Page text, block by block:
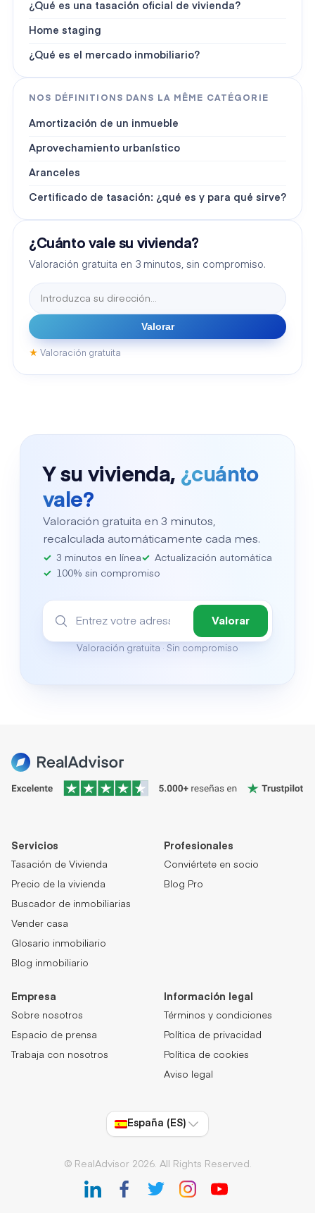
¿Qué es una tasación oficial de vivienda?
Home staging
¿Qué es el mercado inmobiliario?
NOS DÉFINITIONS DANS LA MÊME CATÉGORIE
Amortización de un inmueble
Aprovechamiento urbanístico
Aranceles
Certificado de tasación: ¿qué es y para qué sirve?
¿Cuánto vale su vivienda?
Valoración gratuita en 3 minutos, sin compromiso.
Valorar
★ Valoración gratuita
Y su vivienda, ¿cuánto
vale?
Valoración gratuita en 3 minutos,
recalculada automáticamente cada mes.
3 minutos en línea
Actualización automática
100% sin compromiso
Valorar
Valoración gratuita · Sin compromiso
Servicios
Tasación de Vivienda
Precio de la vivienda
Buscador de inmobiliarias
Vender casa
Glosario inmobiliario
Blog inmobiliario
Profesionales
Conviértete en socio
Blog Pro
Empresa
Sobre nosotros
Espacio de prensa
Trabaja con nosotros
Información legal
Términos y condiciones
Política de privacidad
Política de cookies
Aviso legal
España (ES)
© RealAdvisor 2026. All Rights Reserved.